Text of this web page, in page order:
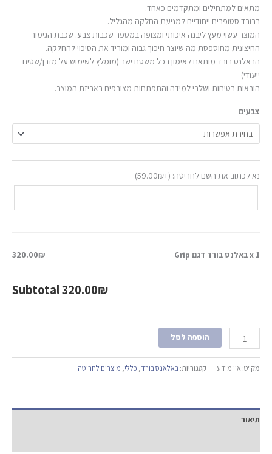
מתאים למתחילים ומתקדמים כאחד.
בבורד סטופרים ייחודיים למניעת החלקה מהגליל.
המוצר עשוי מעץ ליבנה איכותי ומצופה במספר שכבות צבע. שכבת הגימור
החיצונית מחוספסת מה שיוצר חיכוך גבוה ומוריד את הסיכוי להחלקה.
הבאלנס בורד מותאם לאימון בכל משטח ישר (מומלץ לשימוש על מזרן/שטיח
ייעודי)
הוראות בטיחות ושלבי למידה והתפתחות מצורפים באריזת המוצר.
צבעים
נא לכתוב את השם לחריטה: (+ 59.00₪
)
x 1באלנס בורד דגם Grip 320.00₪
Subtotal320.00₪
הוספה לסל
מק"ט: אין מידע קטגוריות:באלאנס בורד, כללי, מוצרים לחריטה
תיאור